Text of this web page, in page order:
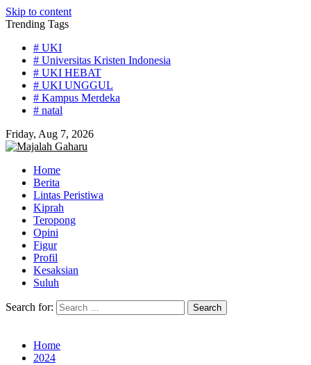
Skip to content
Trending Tags
# UKI
# Universitas Kristen Indonesia
# UKI HEBAT
# UKI UNGGUL
# Kampus Merdeka
# natal
Friday, Aug 7, 2026
Home
Berita
Lintas Peristiwa
Kiprah
Teropong
Opini
Figur
Profil
Kesaksian
Suluh
Search for:
Home
2024